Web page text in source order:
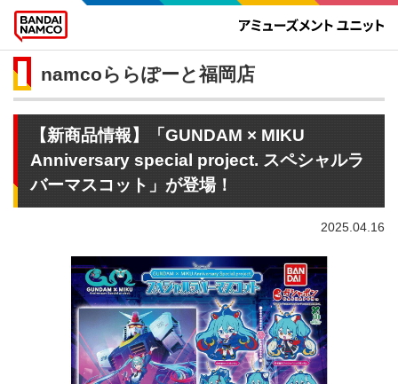
namcoららぽーと福岡店
【新商品情報】「GUNDAM × MIKU
Anniversary special project. スペシャルラ
バーマスコット」が登場！
2025.04.16